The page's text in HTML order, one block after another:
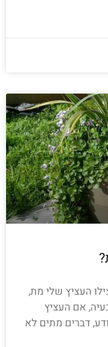
העציץ שלי מת,
אם העציץ
דברים מתים לא